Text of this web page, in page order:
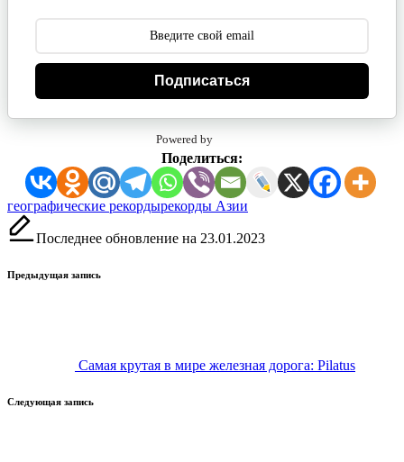
Подписаться
Powered by
Поделиться:
Метки:
географические рекордырекорды Азии
Последнее обновление на 23.01.2023
Навигация
Предыдущая запись
Самая крутая в мире железная дорога: Pilatus
Следующая запись